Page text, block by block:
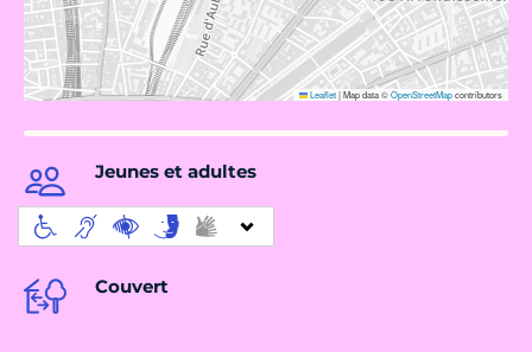
Leaflet|Map data ©OpenStreetMapcontributors
Jeunes et adultes
Couvert